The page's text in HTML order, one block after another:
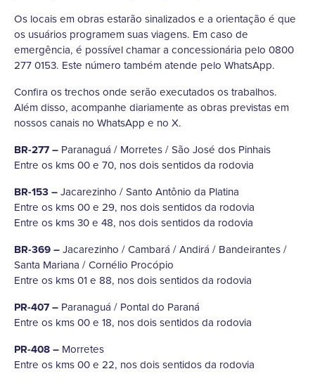
Os locais em obras estarão sinalizados e a orientação é que
os usuários programem suas viagens. Em caso de
emergência, é possível chamar a concessionária pelo 0800
277 0153. Este número também atende pelo WhatsApp.
Confira os trechos onde serão executados os trabalhos.
Além disso, acompanhe diariamente as obras previstas em
nossos canais no WhatsApp e no X.
BR-277 – Paranaguá / Morretes / São José dos Pinhais
Entre os kms 00 e 70, nos dois sentidos da rodovia
BR-153 –Jacarezinho / Santo Antônio da Platina
Entre os kms 00 e 29, nos dois sentidos da rodovia
Entre os kms 30 e 48, nos dois sentidos da rodovia
BR-369 –Jacarezinho / Cambará / Andirá / Bandeirantes /
Santa Mariana / Cornélio Procópio
Entre os kms 01 e 88, nos dois sentidos da rodovia
PR-407 – Paranaguá / Pontal do Paraná
Entre os kms 00 e 18, nos dois sentidos da rodovia
PR-408 – Morretes
Entre os kms 00 e 22, nos dois sentidos da rodovia